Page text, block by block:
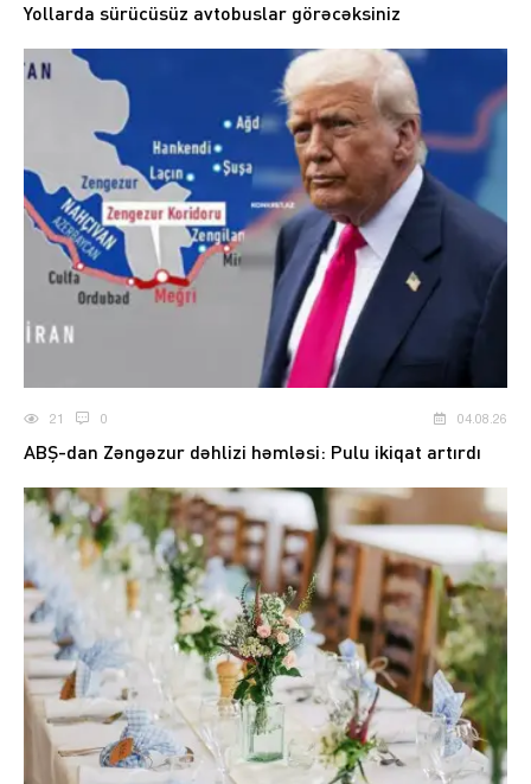
Yollarda sürücüsüz avtobuslar görəcəksiniz
21 0 04.08.26
ABŞ-dan Zəngəzur dəhlizi həmləsi: Pulu ikiqat artırdı